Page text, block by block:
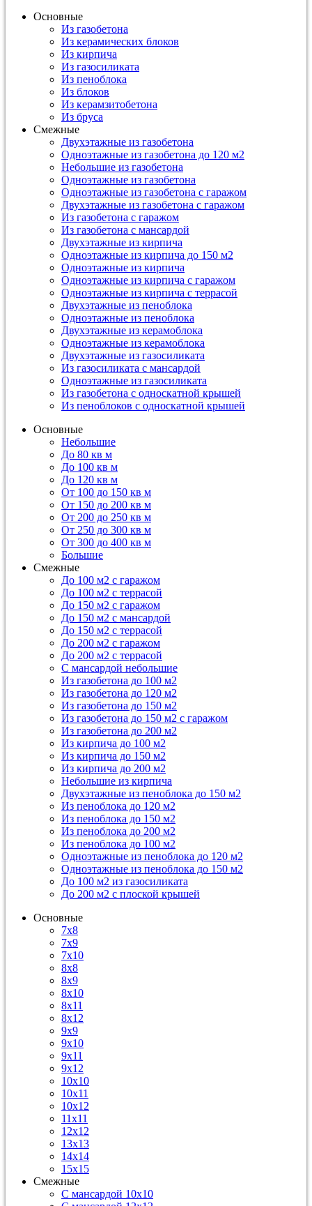
Основные
Из газобетона
Из керамических блоков
Из кирпича
Из газосиликата
Из пеноблока
Из блоков
Из керамзитобетона
Из бруса
Смежные
Двухэтажные из газобетона
Одноэтажные из газобетона до 120 м2
Небольшие из газобетона
Одноэтажные из газобетона
Одноэтажные из газобетона с гаражом
Двухэтажные из газобетона с гаражом
Из газобетона с гаражом
Из газобетона с мансардой
Двухэтажные из кирпича
Одноэтажные из кирпича до 150 м2
Одноэтажные из кирпича
Одноэтажные из кирпича с гаражом
Одноэтажные из кирпича с террасой
Двухэтажные из пеноблока
Одноэтажные из пеноблока
Двухэтажные из керамоблока
Одноэтажные из керамоблока
Двухэтажные из газосиликата
Из газосиликата с мансардой
Одноэтажные из газосиликата
Из газобетона с односкатной крышей
Из пеноблоков с односкатной крышей
Основные
Небольшие
До 80 кв м
До 100 кв м
До 120 кв м
От 100 до 150 кв м
От 150 до 200 кв м
От 200 до 250 кв м
От 250 до 300 кв м
От 300 до 400 кв м
Большие
Смежные
До 100 м2 с гаражом
До 100 м2 с террасой
До 150 м2 с гаражом
До 150 м2 с мансардой
До 150 м2 с террасой
До 200 м2 с гаражом
До 200 м2 с террасой
С мансардой небольшие
Из газобетона до 100 м2
Из газобетона до 120 м2
Из газобетона до 150 м2
Из газобетона до 150 м2 с гаражом
Из газобетона до 200 м2
Из кирпича до 100 м2
Из кирпича до 150 м2
Из кирпича до 200 м2
Небольшие из кирпича
Двухэтажные из пеноблока до 150 м2
Из пеноблока до 120 м2
Из пеноблока до 150 м2
Из пеноблока до 200 м2
Из пеноблока до 100 м2
Одноэтажные из пеноблока до 120 м2
Одноэтажные из пеноблока до 150 м2
До 100 м2 из газосиликата
До 200 м2 с плоской крышей
Основные
7х8
7х9
7х10
8х8
8х9
8х10
8х11
8х12
9х9
9х10
9х11
9х12
10х10
10х11
10х12
11х11
12х12
13х13
14х14
15х15
Смежные
С мансардой 10х10